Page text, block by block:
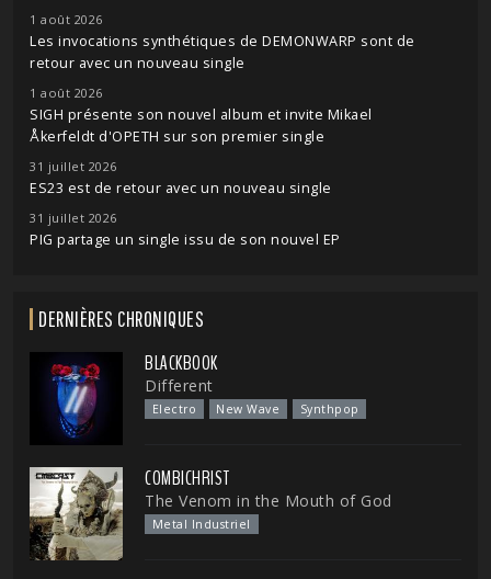
1 août 2026
Les invocations synthétiques de DEMONWARP sont de
retour avec un nouveau single
1 août 2026
SIGH présente son nouvel album et invite Mikael
Åkerfeldt d'OPETH sur son premier single
31 juillet 2026
ES23 est de retour avec un nouveau single
31 juillet 2026
PIG partage un single issu de son nouvel EP
DERNIÈRES CHRONIQUES
BLACKBOOK
Different
Electro New Wave Synthpop
COMBICHRIST
The Venom in the Mouth of God
Metal Industriel